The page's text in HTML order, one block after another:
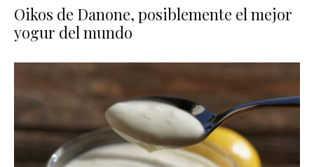
Oikos de Danone, posiblemente el mejor
yogur del mundo